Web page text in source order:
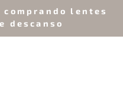
comprando lentes
descanso